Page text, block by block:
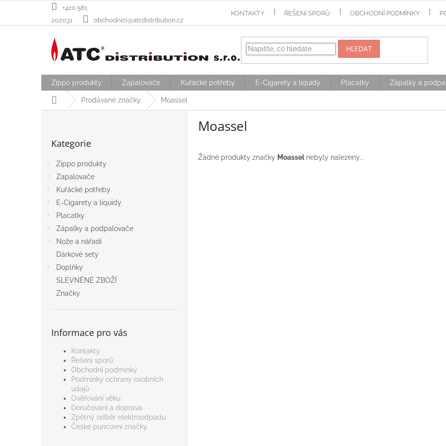
+420 581
202031
obchodnici@atcdistribution.cz
KONTAKTY ŘEŠENÍ SPORŮ OBCHODNÍ PODMÍNKY
HLEDAT
Zippo produkty Zapalovače Kuřácké potřeby E-Cigarety a liquidy Placatky Zápalky a
Domů Prodávané značky Moassel
kategorie
Kategorie
Zippo produkty
Zapalovače
Kuřácké potřeby
E-Cigarety a liquidy
Placatky
Zápalky a podpalovače
Nože a nářadí
Dárkové sety
Doplňky
SLEVNĚNÉ ZBOŽÍ
Značky
Informace pro vás
Kontakty
Řešení sporů
Obchodní podmínky
Podmínky ochrany osobních
údajů
Ověřování věku
Doručování a doprava
Zpětný odběr elektroodpadu
České puncovní značky
Moassel
Žádné produkty značky Moasselnebyly nalezeny...